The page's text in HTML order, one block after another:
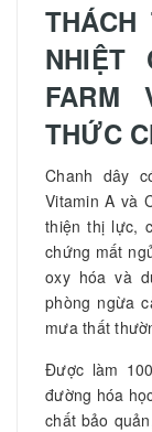
NHIỆT
FARM
THỨC
Chanh dây
Vitamin A và
thiện thị lực,
chứng mất
oxy hóa và
phòng ngừa
mưa thất
Được làm
đường hóa
chất bảo